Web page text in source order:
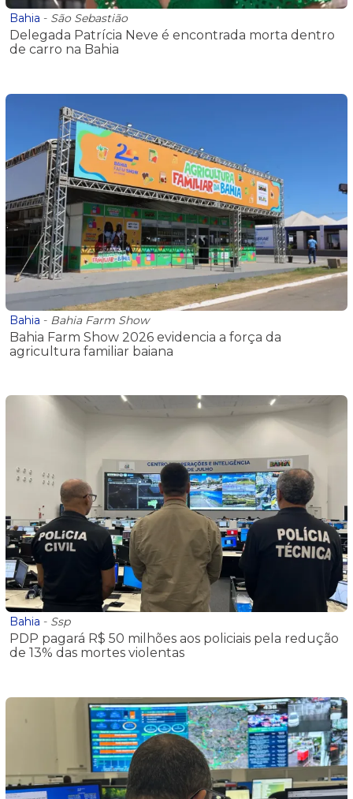
Bahia - São Sebastião
Delegada Patrícia Neve é encontrada morta dentro
de carro na Bahia
Bahia - Bahia Farm Show
Bahia Farm Show 2026 evidencia a força da
agricultura familiar baiana
Bahia - Ssp
PDP pagará R$ 50 milhões aos policiais pela redução
de 13% das mortes violentas